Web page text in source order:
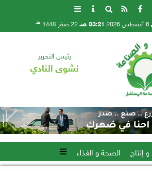
03:21 صـ 22 صفر 1448 هـ
رئيس التحرير
نشوى النادي
إنتاج الصحة و الغذاء